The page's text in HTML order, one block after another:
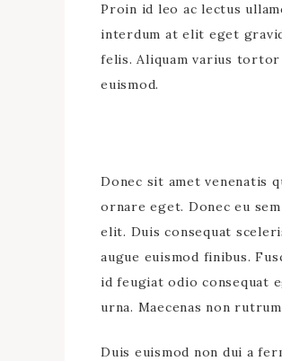
Proin id leo ac lectus
interdum at elit eget
felis. Aliquam varius
euismod.
Donec sit amet venenatis
ornare eget. Donec eu
elit. Duis consequat
augue euismod finibus.
id feugiat odio consequat
urna. Maecenas non
Duis euismod non dui a